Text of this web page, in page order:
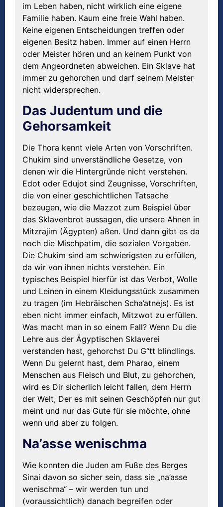
im Leben haben, nicht wirklich eine eigene
Familie haben. Kaum eine freie Wahl haben.
Keine eigenen Entscheidungen treffen oder
eigenen Besitz haben. Immer auf einen Herrn
oder Meister hören und an keinem Punkt von
dem Angeordneten abweichen. Ein Sklave hat
immer zu gehorchen und darf seinem Meister
nicht widersprechen.
Das Judentum und die
Gehorsamkeit
Die Thora kennt viele Arten von Vorschriften.
Chukim sind unverständliche Gesetze, von
denen wir die Hintergründe nicht verstehen.
Edot oder Edujot sind Zeugnisse, Vorschriften,
die von einer geschichtlichen Tatsache
bezeugen, wie die Mazzot zum Beispiel über
das Sklavenbrot aussagen, die unsere Ahnen in
Mitzrajim (Ägypten) aßen. Und dann gibt es da
noch die Mischpatim, die sozialen Vorgaben.
Die Chukim sind am schwierigsten zu erfüllen,
da wir von ihnen nichts verstehen. Ein
typisches Beispiel hierfür ist das Verbot, Wolle
und Leinen in einem Kleidungsstück zusammen
zu tragen (im Hebräischen Scha’atnejs). Es ist
eben nicht immer einfach, Mitzwot zu erfüllen.
Was macht man in so einem Fall? Wenn Du die
Lehre aus der Ägyptischen Sklaverei
verstanden hast, gehorchst Du G“tt blindlings.
Wenn Du gelernt hast, dem Pharao, einem
Menschen aus Fleisch und Blut, zu gehorchen,
wird es Dir sicherlich leicht fallen, dem Herrn
der Welt, Der es mit seinen Geschöpfen nur gut
meint und nur das Gute für sie möchte, ohne
wenn und aber zu folgen.
Na’asse wenischma
Wie konnten die Juden am Fuße des Berges
Sinai davon so sicher sein, dass sie „na’asse
wenischma“ – wir werden tun und
(voraussichtlich) danach begreifen oder